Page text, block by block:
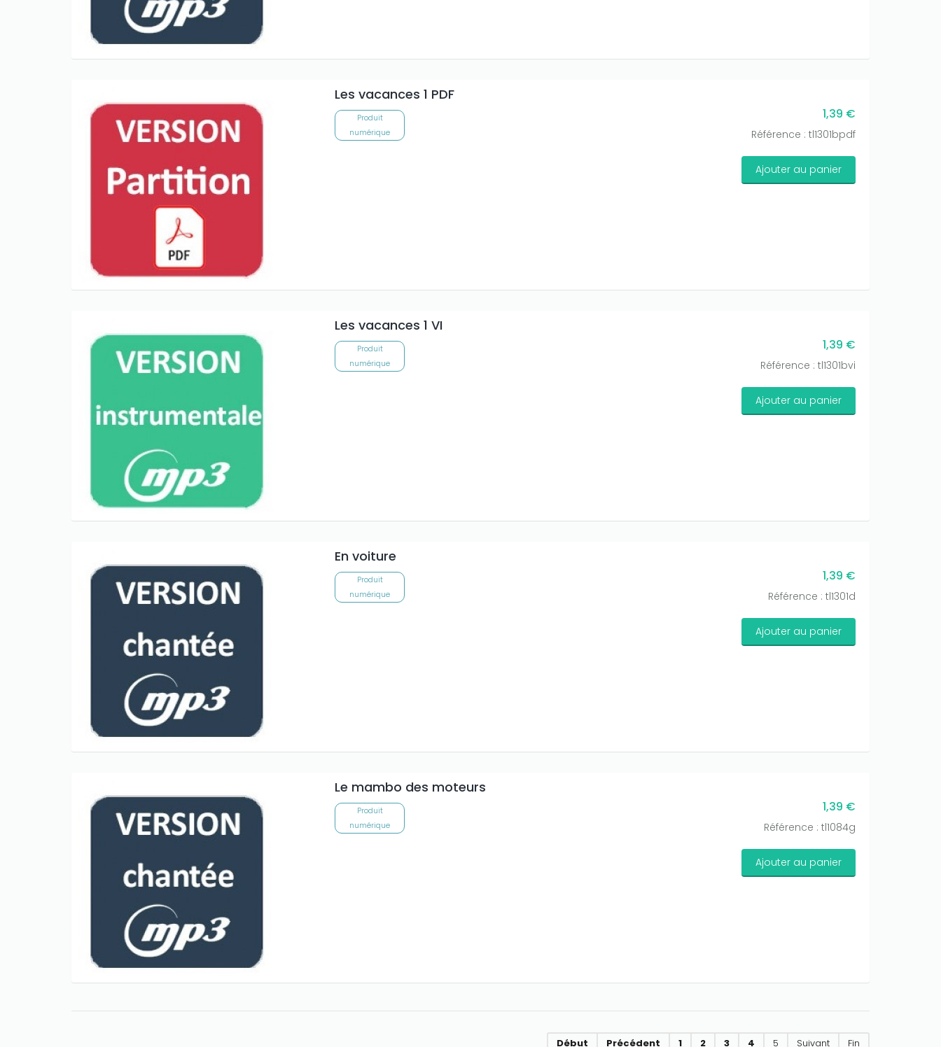
Les vacances 1 PDF
Produit
numérique
1,39 €
Référence : tl1301bpdf
Ajouter au panier
Les vacances 1 VI
Produit
numérique
1,39 €
Référence : tl1301bvi
Ajouter au panier
En voiture
Produit
numérique
1,39 €
Référence : tl1301d
Ajouter au panier
Le mambo des moteurs
Produit
numérique
1,39 €
Référence : tl1084g
Ajouter au panier
Début Précédent 1 2 3 4 5 Suivant Fin
Only play atJoo casinoif you really